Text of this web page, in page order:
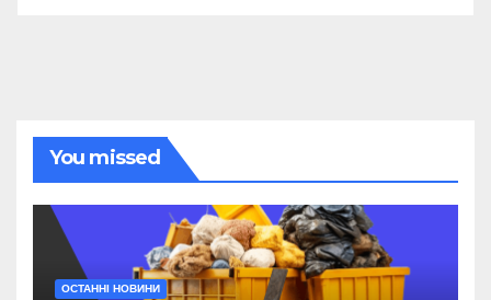
You missed
ОСТАННІ НОВИНИ